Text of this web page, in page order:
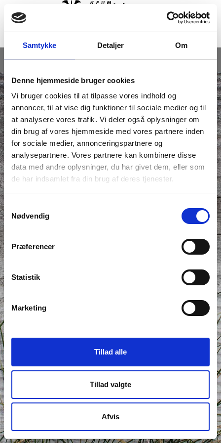
Samtykke Detaljer Om
Denne hjemmeside bruger cookies
Vi bruger cookies til at tilpasse vores indhold og
annoncer, til at vise dig funktioner til sociale medier og til
at analysere vores trafik. Vi deler også oplysninger om
din brug af vores hjemmeside med vores partnere inden
for sociale medier, annonceringspartnere og
analysepartnere. Vores partnere kan kombinere disse
data med andre oplysninger, du har givet dem, eller som
de har indsamlet fra din brug af deres tjenester.
Samtykkevalg
Nødvendig
Præferencer
Statistik
Marketing
Tillad alle
Tillad valgte
Afvis
Marselis Distrikt
Menu
Distriktsturnering junior/trop
Tidspunkt: fredag den 2. oktober 2015 kl. 17.00 -
22.00
Afmelding mulig frem til mandag den 31. august
2015 kl. 21.59
Skjoldhøj Gruppe
Kontakt arrangør
Tilmeld din gruppe til distriktsturnering for junior og trop.